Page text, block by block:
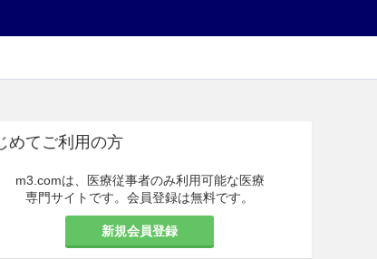
めてご利用の方
m3.comは、医療従事者のみ利用可能な医療
専門サイトです。会員登録は無料です。
新規会員登録